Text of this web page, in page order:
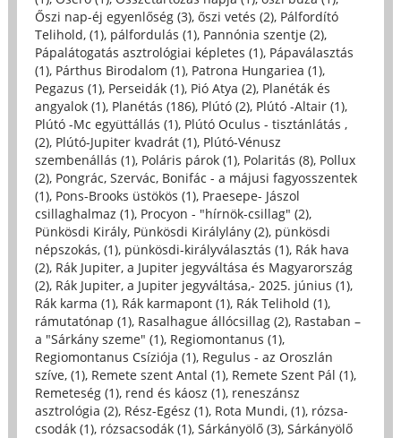
Őszi nap-éj egyenlőség (3), őszi vetés (2), Pálfordító
Telihold, (1), pálfordulás (1), Pannónia szentje (2),
Pápalátogatás asztrológiai képletes (1), Pápaválasztás
(1), Párthus Birodalom (1), Patrona Hungariea (1),
Pegazus (1), Perseidák (1), Pió Atya (2), Planéták és
angyalok (1), Planétás (186), Plútó (2), Plútó -Altair (1),
Plútó -Mc együttállás (1), Plútó Oculus - tisztánlátás ,
(2), Plútó-Jupiter kvadrát (1), Plútó-Vénusz
szembenállás (1), Poláris párok (1), Polaritás (8), Pollux
(2), Pongrác, Szervác, Bonifác - a májusi fagyosszentek
(1), Pons-Brooks üstökös (1), Praesepe- Jászol
csillaghalmaz (1), Procyon - "hírnök-csillag" (2),
Pünkösdi Király, Pünkösdi Királylány (2), pünkösdi
népszokás, (1), pünkösdi-királyválasztás (1), Rák hava
(2), Rák Jupiter, a Jupiter jegyváltása és Magyarország
(2), Rák Jupiter, a Jupiter jegyváltása,- 2025. június (1),
Rák karma (1), Rák karmapont (1), Rák Telihold (1),
rámutatónap (1), Rasalhague állócsillag (2), Rastaban –
a "Sárkány szeme" (1), Regiomontanus (1),
Regiomontanus Csíziója (1), Regulus - az Oroszlán
szíve, (1), Remete szent Antal (1), Remete Szent Pál (1),
Remeteség (1), rend és káosz (1), reneszánsz
asztrológia (2), Rész-Egész (1), Rota Mundi, (1), rózsa-
csodák (1), rózsacsodák (1), Sárkányölő (3), Sárkányölő